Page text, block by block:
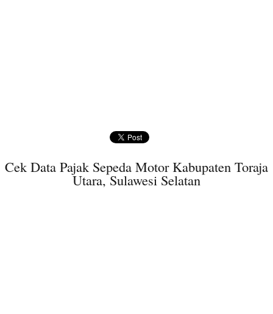
Cek Data Pajak Sepeda Motor Kabupaten Toraja
Utara, Sulawesi Selatan